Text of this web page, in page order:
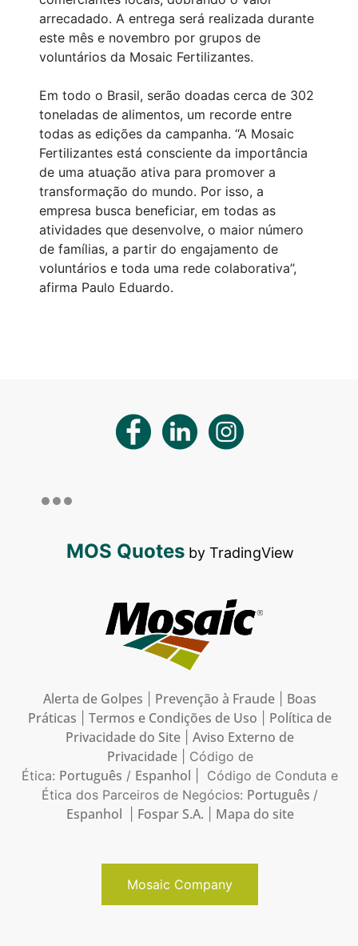
arrecadado. A entrega será realizada durante
este mês e novembro por grupos de
voluntários da Mosaic Fertilizantes.
Em todo o Brasil, serão doadas cerca de 302
toneladas de alimentos, um recorde entre
todas as edições da campanha. “A Mosaic
Fertilizantes está consciente da importância
de uma atuação ativa para promover a
transformação do mundo. Por isso, a
empresa busca beneficiar, em todas as
atividades que desenvolve, o maior número
de famílias, a partir do engajamento de
voluntários e toda uma rede colaborativa”,
afirma Paulo Eduardo.
MOS Quotesby TradingView
Alerta de Golpes Prevenção à Fraude
Boas
Práticas
Termos e Condições de Uso
Política de
Privacidade do Site
Aviso Externo de
Privacidade| Código de
Ética: Português / Espanhol | Código de Conduta e
Ética dos Parceiros de Negócios: Português /
Espanhol Fospar S.A. Mapa do site
Mosaic Company